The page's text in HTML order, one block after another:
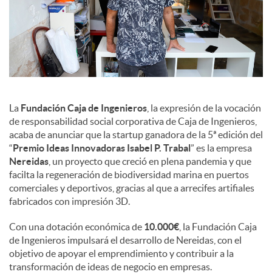
d
o
s
La Fundación Caja de Ingenieros , la expresión de la vocación
de responsabilidad social corporativa de Caja de Ingenieros,
acaba de anunciar que la startup ganadora de la 5ª edición del
“Premio Ideas Innovadoras Isabel P. Trabal” es la empresa
Nereidas , un proyecto que creció en plena pandemia y que
facilta la regeneración de biodiversidad marina en puertos
comerciales y deportivos, gracias al que a arrecifes artifiales
fabricados con impresión 3D.
Con una dotación económica de 10.000€ , la Fundación Caja
de Ingenieros impulsará el desarrollo de Nereidas, con el
objetivo de apoyar el emprendimiento y contribuir a la
transformación de ideas de negocio en empresas.